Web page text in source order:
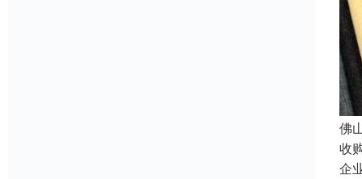
佛
收
企